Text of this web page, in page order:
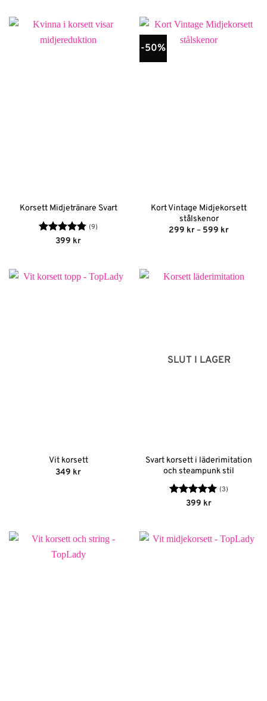
Korsett Midjetränare Svart
Betygsatt
(9)
399 kr
-50%
Kort Vintage Midjekorsett
stålskenor
299 kr– 599 kr
Vit korsett
349 kr
SLUT I LAGER
Svart korsett i läderimitation
och steampunk stil
Betygsatt5
(3)
399 kr